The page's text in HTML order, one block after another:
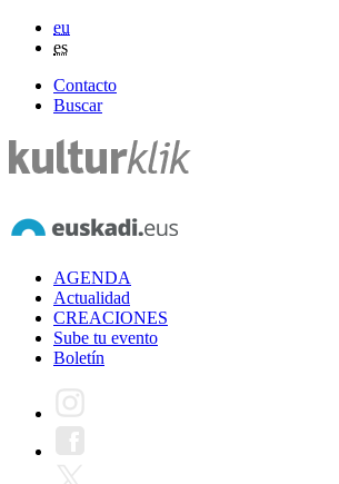
eu
es
Contacto
Buscar
AGENDA
Actualidad
CREACIONES
Sube tu evento
Boletín